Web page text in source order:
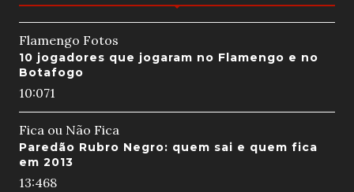
Flamengo Fotos
10 jogadores que jogaram no Flamengo e no
Botafogo
10:071
Fica ou Não Fica
Paredão Rubro Negro: quem sai e quem fica
em 2013
13:468